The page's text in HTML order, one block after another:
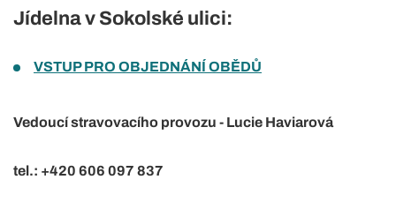
Jídelna v Sokolské ulici:
VSTUP PRO OBJEDNÁNÍ OBĚDŮ
Vedoucí stravovacího provozu - Lucie Haviarová
tel.: +420 606 097 837